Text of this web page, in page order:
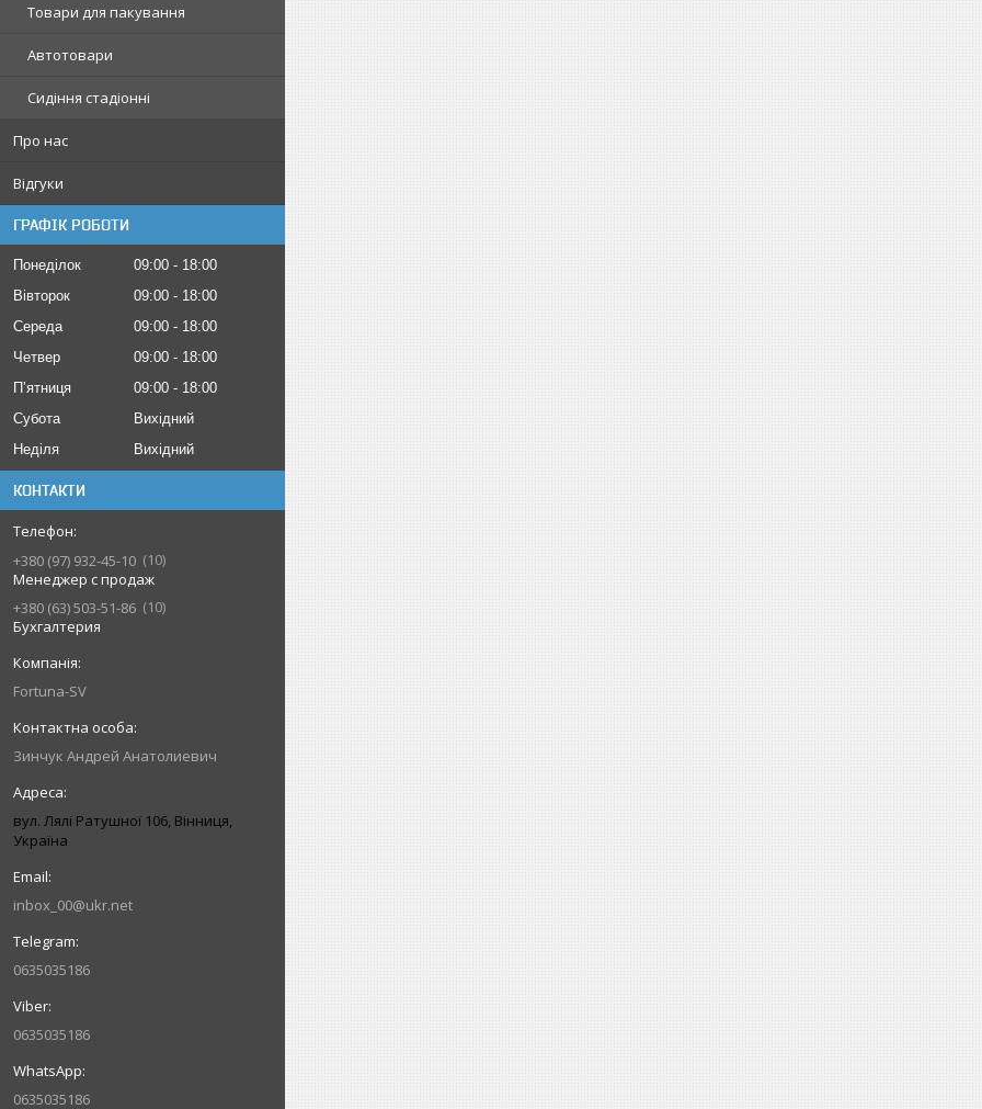
Товари для пакування
Автотовари
Сидіння стадіонні
Про нас
Відгуки
ГРАФІК РОБОТИ
Понеділок 09:00
18:00
Вівторок
09:00
18:00
Середа
09:00
18:00
Четвер
09:00
18:00
Пʼятниця
09:00
18:00
Субота
Вихідний
Неділя
Вихідний
КОНТАКТИ
+380 (97) 932-45-10
10
Менеджер с продаж
+380 (63) 503-51-86
10
Бухгалтерия
Fortuna-SV
Зинчук Андрей Анатолиевич
вул. Лялі Ратушної 106, Вінниця,
Україна
inbox_00@ukr.net
0635035186
0635035186
0635035186